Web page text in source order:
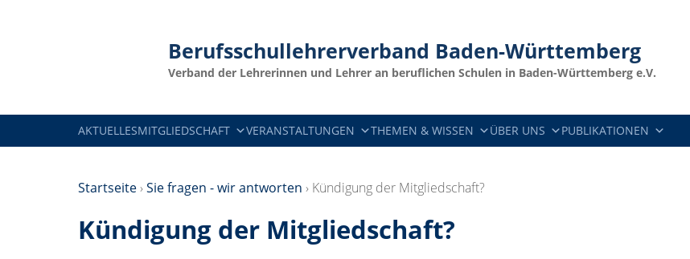
Berufsschullehrerverband Baden-Württemberg
Verband der Lehrerinnen und Lehrer an beruflichen Schulen in Baden-Württemberg e.V.
AKTUELLESMITGLIEDSCHAFT VERANSTALTUNGEN THEMEN & WISSEN ÜBER UNS PUBLIKATIONEN
Startseite›Sie fragen - wir antworten › Kündigung der Mitgliedschaft?
Kündigung der Mitgliedschaft?